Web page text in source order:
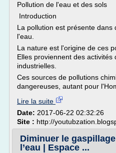
Pollution de l'eau et des sols
Introduction
La pollution est présente
l'eau.
La nature est l'origine de ces
Elles proviennent des
industrielles.
Ces sources de pollutions
dangereuses, autant pour
Lire la suite
Date: 2017-06-22 02:32:26
Site : http://
Diminuer le
l’eau | Espace ...